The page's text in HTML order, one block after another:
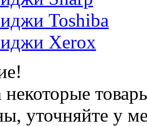
Toshiba
Xerox
уточняйте у